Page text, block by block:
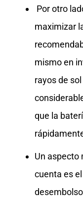
Por otro
maximizar
mismo en
rayos de
que la
Un aspecto
cuenta es el